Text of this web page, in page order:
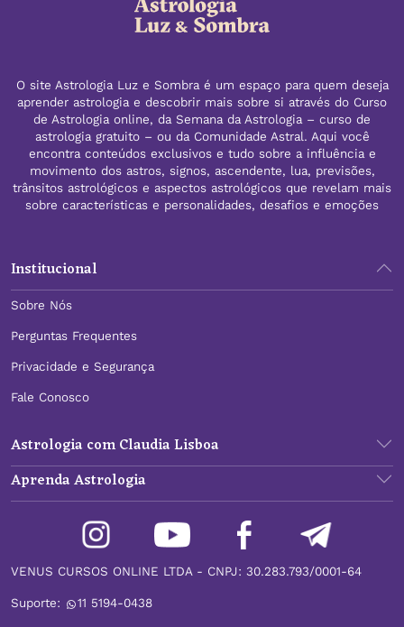
O site Astrologia Luz e Sombra é um espaço para quem deseja
aprender astrologia e descobrir mais sobre si através do Curso
de Astrologia online, da Semana da Astrologia – curso de
astrologia gratuito – ou da Comunidade Astral. Aqui você
encontra conteúdos exclusivos e tudo sobre a influência e
movimento dos astros, signos, ascendente, lua, previsões,
trânsitos astrológicos e aspectos astrológicos que revelam mais
sobre características e personalidades, desafios e emoções
Institucional
Sobre Nós
Perguntas Frequentes
Privacidade e Segurança
Fale Conosco
Astrologia com Claudia Lisboa
Aprenda Astrologia
VENUS CURSOS ONLINE LTDA - CNPJ: 30.283.793/0001-64
Suporte: 11 5194-0438